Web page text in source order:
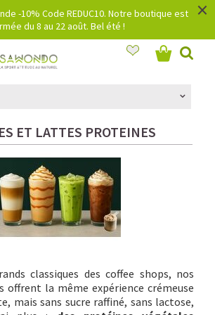
-10% Code REDUC10. Notre boutique est
du 8 au 22 août. Bel été !
×
ET LATTES PROTEINES
classiques des coffee shops, nos
offrent la même expérience crémeuse
mais sans sucre raffiné, sans lactose,